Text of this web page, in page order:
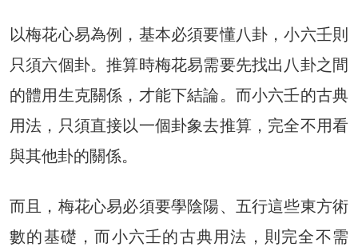
以梅花心易為例，基本必須要懂八卦，小六壬則
只須六個卦。推算時梅花易需要先找出八卦之間
的體用生克關係，才能下結論。而小六壬的古典
用法，只須直接以一個卦象去推算，完全不用看
與其他卦的關係。
而且，梅花心易必須要學陰陽、五行這些東方術
數的基礎，而小六壬的古典用法，則完全不需